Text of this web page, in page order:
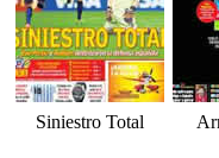
Siniestro Total